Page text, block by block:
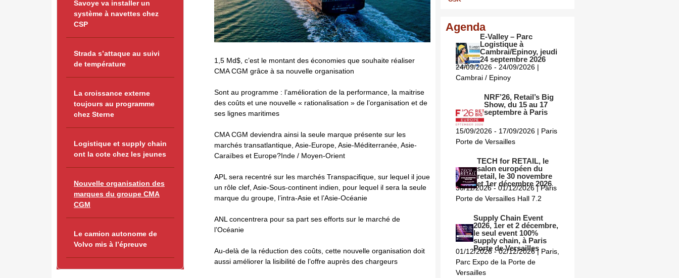
Savoye va installer un
système à navettes chez
CSP
Strada s’attaque au suivi
de température
La croissance externe
toujours au programme
chez Sterne
Logistique et supply chain
ont la cote chez les jeunes
Nouvelle organisation des
marques du groupe CMA
CGM
Le camion autonome de
Volvo mis à l’épreuve
1,5 Md$, c’est le montant des économies que souhaite réaliser
CMA CGM grâce à sa nouvelle organisation
Sont au programme : l’amélioration de la performance, la maitrise
des coûts et une nouvelle « rationalisation » de l’organisation et de
ses lignes maritimes
CMA CGM deviendra ainsi la seule marque présente sur les
marchés transatlantique, Asie-Europe, Asie-Méditerranée, Asie-
Caraïbes et Europe?Inde / Moyen-Orient
APL sera recentré sur les marchés Transpacifique, sur lequel il joue
un rôle clef, Asie-Sous-continent indien, pour lequel il sera la seule
marque du groupe, l’intra-Asie et l’Asie-Océanie
ANL concentrera pour sa part ses efforts sur le marché de
l’Océanie
Au-delà de la réduction des coûts, cette nouvelle organisation doit
aussi améliorer la lisibilité de l’offre auprès des chargeurs
Agenda
E-Valley – Parc
Logistique à
Cambrai/Epinoy, jeudi
24 septembre 2026
24/09/2026 - 24/09/2026 |
Cambrai / Epinoy
NRF’26, Retail’s Big
Show, du 15 au 17
septembre à Paris
15/09/2026 - 17/09/2026 | Paris
Porte de Versailles
TECH for RETAIL, le
salon européen du
retail, le 30 novembre
et 1er décembre 2026
30/11/2026 - 01/12/2026 | Paris
Porte de Versailles Hall 7.2
Supply Chain Event
2026, 1er et 2 décembre,
le seul event 100%
supply chain, à Paris
Porte de Versailles
01/12/2026 - 02/12/2026 | Paris,
Parc Expo de la Porte de
Versailles